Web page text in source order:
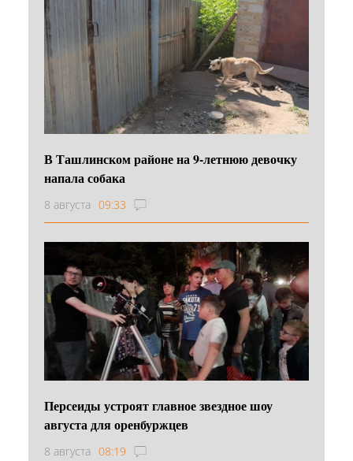
В Ташлинском районе на 9-летнюю девочку
напала собака
8 августа 09:33
Персеиды устроят главное звездное шоу
августа для оренбуржцев
8 августа 08:19